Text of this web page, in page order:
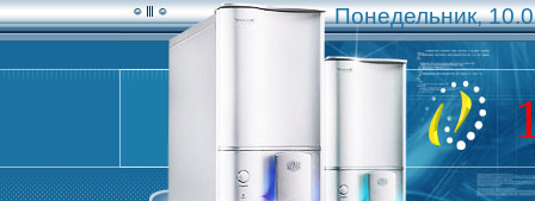
Понедельник,